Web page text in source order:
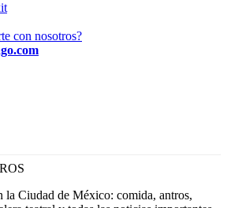
con nosotros?
la Ciudad de México: comida, antros,